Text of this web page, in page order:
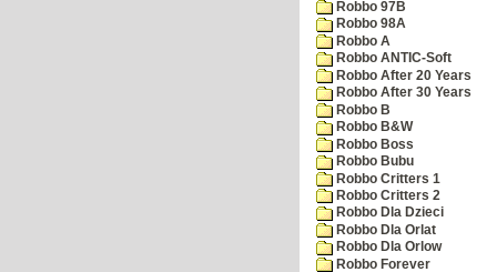
Robbo 97B
Robbo 98A
Robbo A
Robbo ANTIC-Soft
Robbo After 20 Years
Robbo After 30 Years
Robbo B
Robbo B&W
Robbo Boss
Robbo Bubu
Robbo Critters 1
Robbo Critters 2
Robbo Dla Dzieci
Robbo Dla Orlat
Robbo Dla Orlow
Robbo Forever